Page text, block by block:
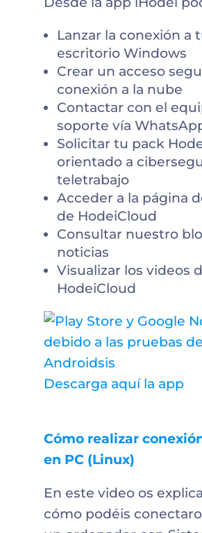
Lanzar la conexión a
escritorio Windows
Crear un acceso
conexión a la nube
Contactar con el
soporte vía
Solicitar tu pack
orientado a
teletrabajo
Acceder a la página
de HodeiCloud
Consultar nuestro
noticias
Visualizar los videos
HodeiCloud
Descarga aquí la app
Cómo realizar
en PC (Linux)
En este video os
cómo podéis